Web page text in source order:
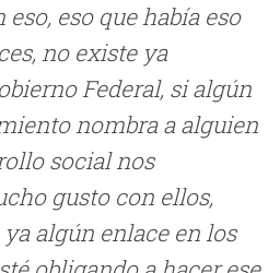
eso que había eso
no existe ya
Federal, si algún
nombra a alguien
social nos
gusto con ellos,
algún enlace en los